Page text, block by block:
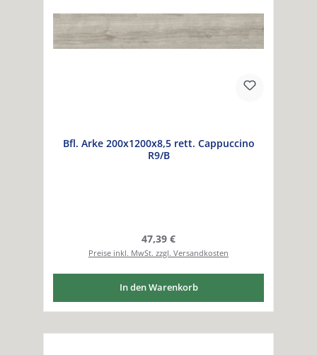
Bfl. Arke 200x1200x8,5 rett. Cappuccino
R9/B
Regulärer Preis:
47,39 €
Preise inkl. MwSt. zzgl. Versandkosten
In den Warenkorb